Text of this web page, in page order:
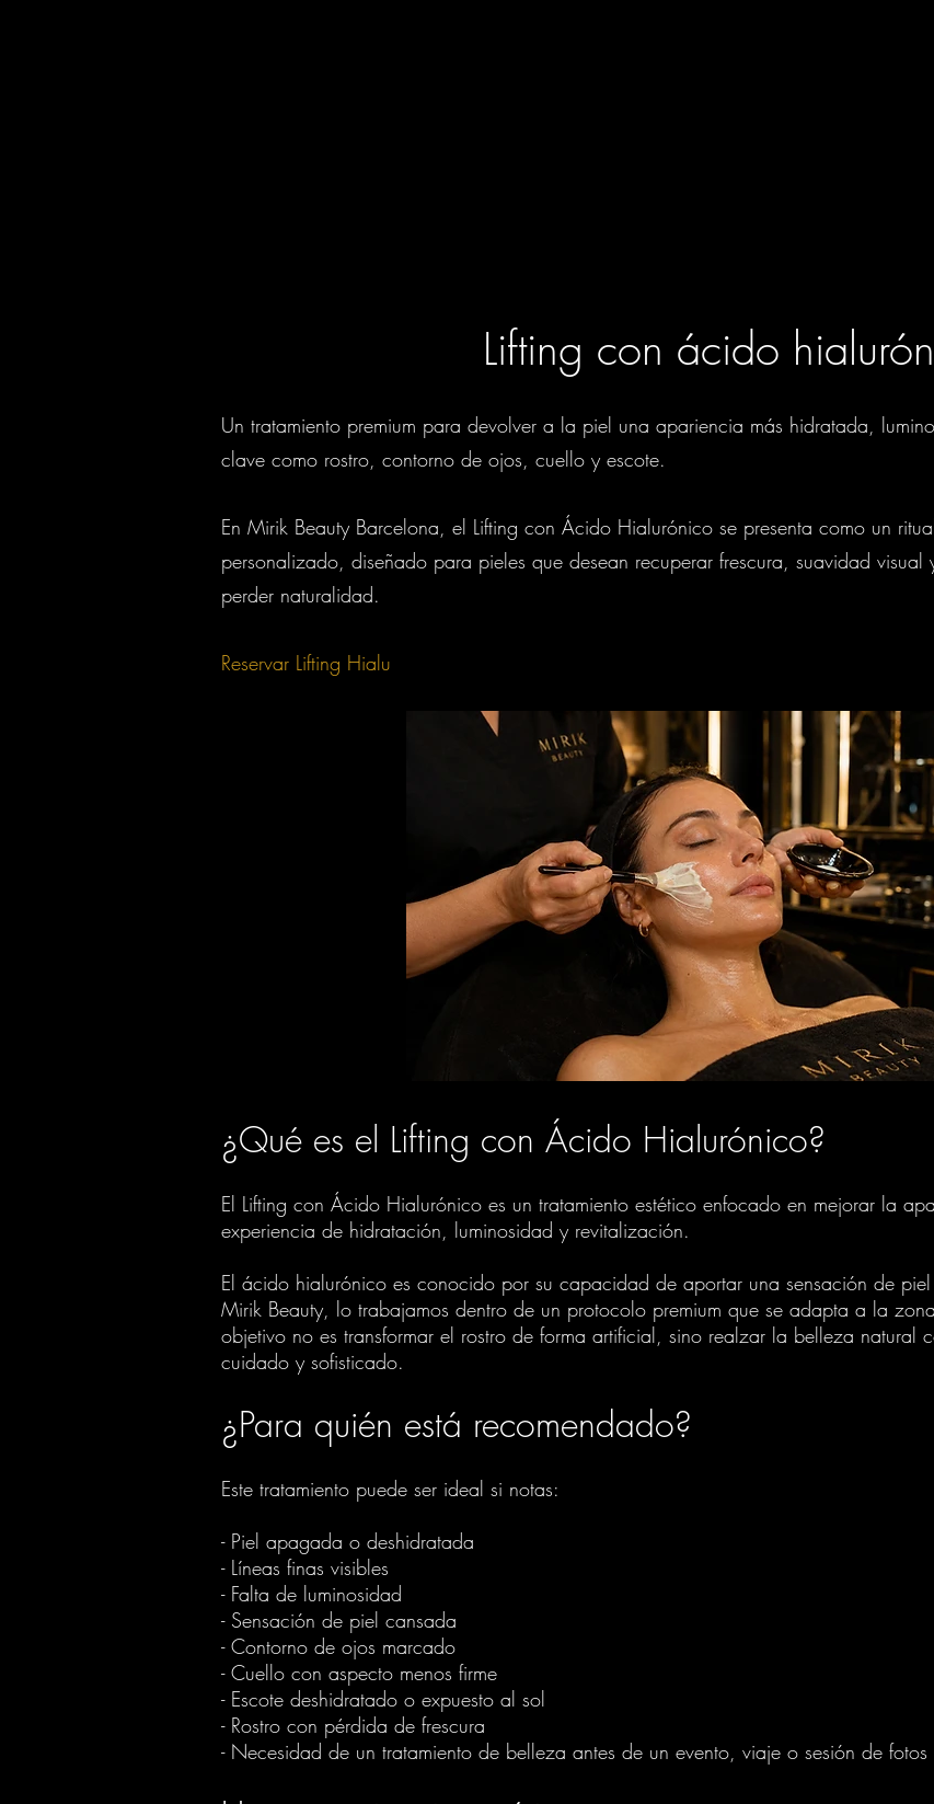
Lifting con ácido
Un tratamiento premium para devolver a la piel una apariencia más hidratada,
clave como rostro, contorno de ojos, cuello y escote.
En Mirik Beauty Barcelona, el Lifting con Ácido Hialurónico se presenta como un
personalizado, diseñado para pieles que desean recuperar frescura, suavidad visual
perder naturalidad.
Reservar Lifting Hialu
¿Qué es el Lifting con Ácido Hialurónico?
El Lifting con Ácido Hialurónico es un tratamiento estético enfocado en mejorar la
experiencia de hidratación, luminosidad y revitalización.
El ácido hialurónico es conocido por su capacidad de aportar una sensación de
Mirik Beauty, lo trabajamos dentro de un protocolo premium que se adapta a la
objetivo no es transformar el rostro de forma artificial, sino realzar la belleza natural
cuidado y sofisticado.
¿Para quién está recomendado?
Este tratamiento puede ser ideal si notas:
- Piel apagada o deshidratada
- Líneas finas visibles
- Falta de luminosidad
- Sensación de piel cansada
- Contorno de ojos marcado
- Cuello con aspecto menos firme
- Escote deshidratado o expuesto al sol
- Rostro con pérdida de frescura
- Necesidad de un tratamiento de belleza antes de un evento, viaje o sesión de fotos